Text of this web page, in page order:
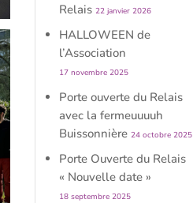
Relais 22 janvier 2026
HALLOWEEN de
l’Association
17 novembre 2025
Porte ouverte du Relais
avec la fermeuuuuh
Buissonnière 24 octobre 2025
Porte Ouverte du Relais
« Nouvelle date »
18 septembre 2025